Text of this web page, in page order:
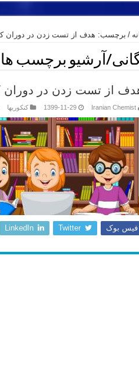
/ برچسب: هدف از تست زدن در دوران
آرشیو برچسب ها
از تست زدن در دوران
Iranian Chemist
1399-11-29 کنکوریها
فیس بوک Twitter
LinkedIn